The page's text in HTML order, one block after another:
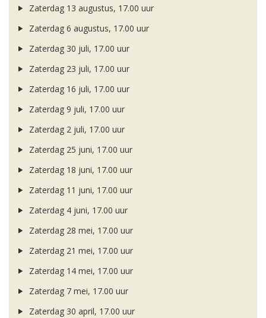
Zaterdag 13 augustus, 17.00 uur
Zaterdag 6 augustus, 17.00 uur
Zaterdag 30 juli, 17.00 uur
Zaterdag 23 juli, 17.00 uur
Zaterdag 16 juli, 17.00 uur
Zaterdag 9 juli, 17.00 uur
Zaterdag 2 juli, 17.00 uur
Zaterdag 25 juni, 17.00 uur
Zaterdag 18 juni, 17.00 uur
Zaterdag 11 juni, 17.00 uur
Zaterdag 4 juni, 17.00 uur
Zaterdag 28 mei, 17.00 uur
Zaterdag 21 mei, 17.00 uur
Zaterdag 14 mei, 17.00 uur
Zaterdag 7 mei, 17.00 uur
Zaterdag 30 april, 17.00 uur